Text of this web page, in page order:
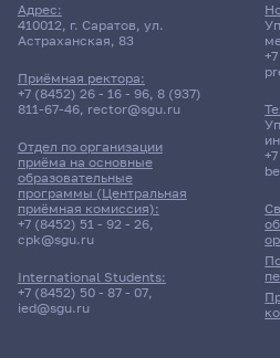
Адрес:
410012, г. Саратов, ул.
Астраханская, 83
Приёмная ректора:
+7 (8452) 26 - 16 - 96, 8 (937)
811-67-46, rector@sgu.ru
Отдел по организации
приёма на основные
образовательные
программы (Центральная
приёмная комиссия):
+7 (8452) 51 - 92 - 26,
cpk@sgu.ru
International Students:
+7 (8452) 50 - 87 - 07,
ied@sgu.ru